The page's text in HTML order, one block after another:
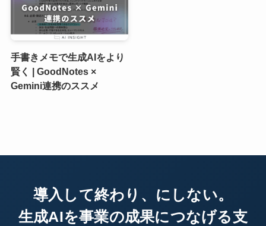
手書きメモで生成AIをより
賢く | GoodNotes ×
Gemini連携のススメ
導入して終わり、にしない。
生成AIを事業の成果につなげる支